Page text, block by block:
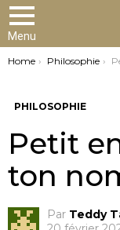
Menu
You are here:
Home Philosophie
PHILOSOPHIE
Petit
ton
Par Teddy